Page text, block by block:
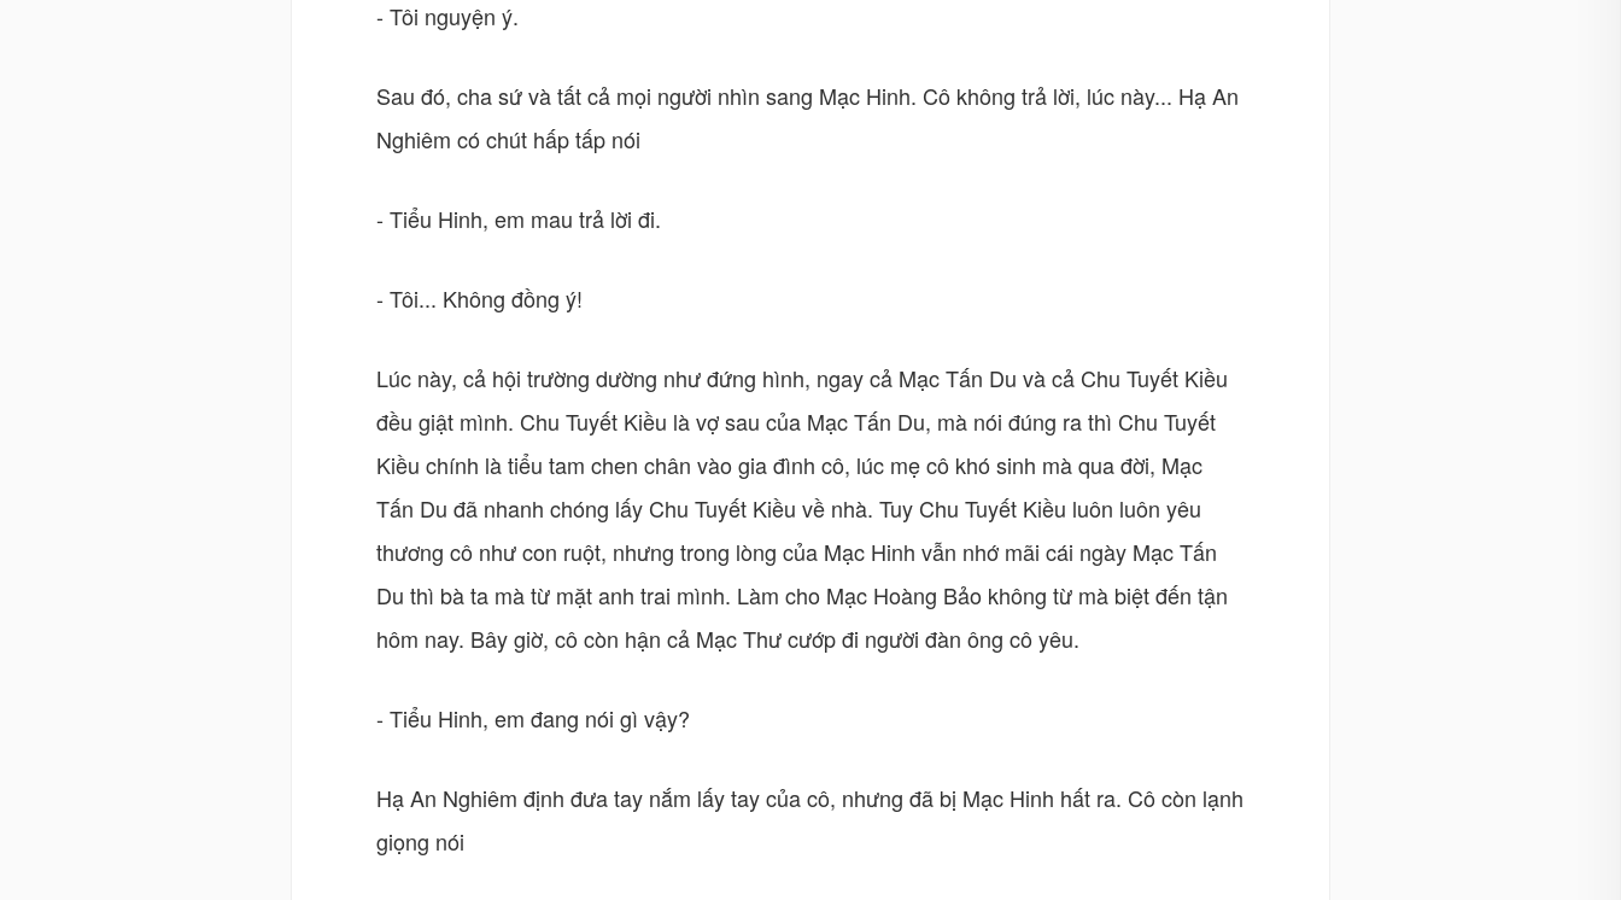
- Tôi nguyện ý.
Sau đó, cha sứ và tất cả mọi người nhìn sang Mạc Hinh. Cô không trả lời, lúc này... Hạ An
Nghiêm có chút hấp tấp nói
- Tiểu Hinh, em mau trả lời đi.
- Tôi... Không đồng ý!
Lúc này, cả hội trường dường như đứng hình, ngay cả Mạc Tấn Du và cả Chu Tuyết Kiều
đều giật mình. Chu Tuyết Kiều là vợ sau của Mạc Tấn Du, mà nói đúng ra thì Chu Tuyết
Kiều chính là tiểu tam chen chân vào gia đình cô, lúc mẹ cô khó sinh mà qua đời, Mạc
Tấn Du đã nhanh chóng lấy Chu Tuyết Kiều về nhà. Tuy Chu Tuyết Kiều luôn luôn yêu
thương cô như con ruột, nhưng trong lòng của Mạc Hinh vẫn nhớ mãi cái ngày Mạc Tấn
Du thì bà ta mà từ mặt anh trai mình. Làm cho Mạc Hoàng Bảo không từ mà biệt đến tận
hôm nay. Bây giờ, cô còn hận cả Mạc Thư cướp đi người đàn ông cô yêu.
- Tiểu Hinh, em đang nói gì vậy?
Hạ An Nghiêm định đưa tay nắm lấy tay của cô, nhưng đã bị Mạc Hinh hất ra. Cô còn lạnh
giọng nói